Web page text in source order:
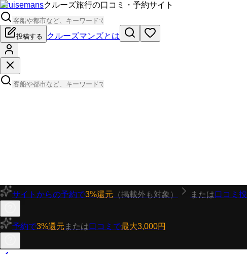
Cruisemansクルーズ旅行の口コミ・予約サイト
投稿する クルーズマンズとは
サイトからの予約で3%還元 （掲載外も対象） または口コミ
予約で3%還元 または口コミで最大3,000円